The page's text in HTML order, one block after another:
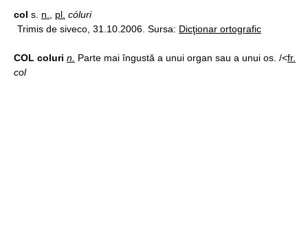
col s. n. pl. cóluri
Trimis de siveco, 31.10.2006. Sursa: Dicţionar ortografic
COL coluri n. Parte mai îngustă a unui organ sau a unui os. /<fr.
col